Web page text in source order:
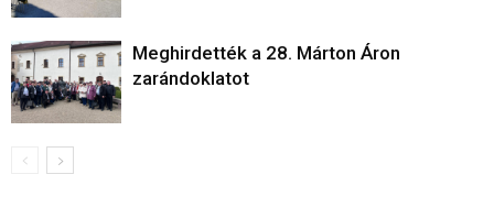
Meghirdették a 28. Márton Áron
zarándoklatot